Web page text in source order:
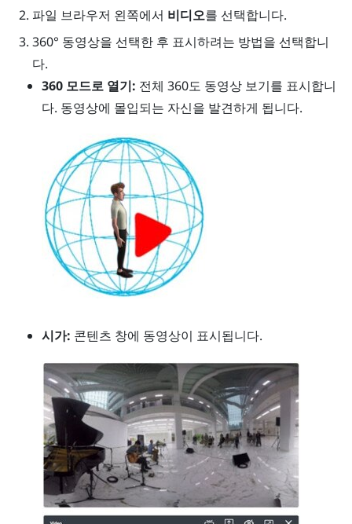
파일 브라우저 왼쪽에서 비디오를 선택합니다.
360° 동영상을 선택한 후 표시하려는 방법을 선택합니
다.
360 모드로 열기: 전체 360도 동영상 보기를 표시합니
다. 동영상에 몰입되는 자신을 발견하게 됩니다.
시가: 콘텐츠 창에 동영상이 표시됩니다.